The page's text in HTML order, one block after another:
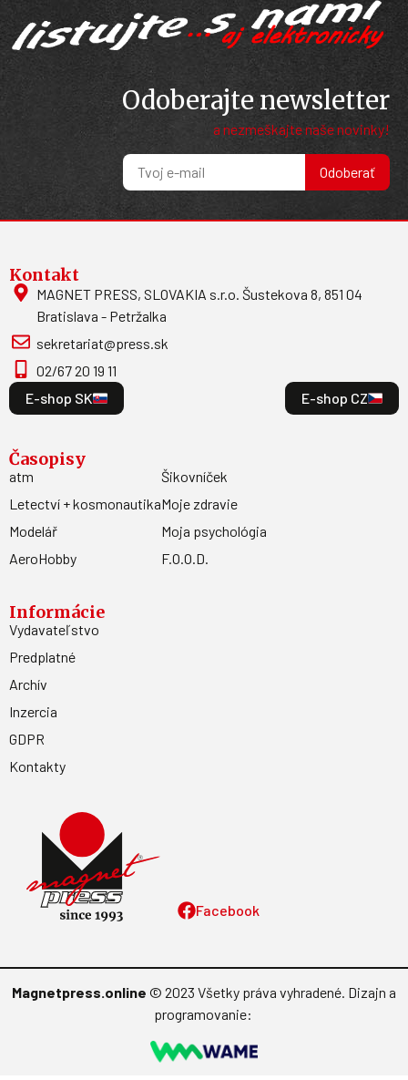
Odoberajte newsletter
a nezmeškajte naše novinky!
Odoberať
Facebook
Kontakt
MAGNET PRESS, SLOVAKIA s.r.o. Šustekova 8, 851 04
Bratislava - Petržalka
sekretariat@press.sk
02/67 20 19 11
E-shop SK
E-shop CZ
Časopisy
atm
Letectví + kosmonautika
Modelář
AeroHobby
Šikovníček
Moje zdravie
Moja psychológia
F.O.O.D.
Informácie
Vydavateľstvo
Predplatné
Archív
Inzercia
GDPR
Kontakty
Magnetpress.online © 2023 Všetky práva vyhradené. Dizajn a
programovanie: